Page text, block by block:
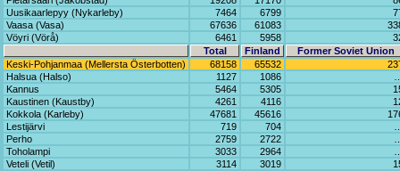
Uusikaarlepyy (Nykarleby)
7464 6799
Vaasa (Vasa)
67636 61083
Vöyri (Vörå)
6461 5958
Total
Finland
Former Soviet Union
Keski-Pohjanmaa (Mellersta Österbotten)
68158 65532
Halsua (Halso)
1127 1086
Kannus
5464 5305
Kaustinen (Kaustby)
4261 4116
Kokkola (Karleby)
47681 45616
Lestijärvi
719 704
Perho
2759 2722
Toholampi
3033 2964
Veteli (Vetil)
3114 3019